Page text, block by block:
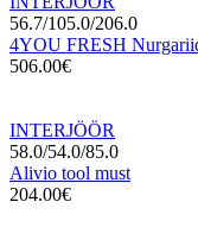
56.7/105.0/206.0
4YOU FRESH
506.00€
INTERJÖÖR
58.0/54.0/85.0
Alivio tool must
204.00€